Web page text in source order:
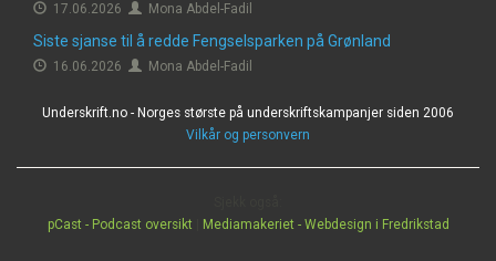
17.06.2026 Mona Abdel-Fadil
Siste sjanse til å redde Fengselsparken på Grønland
16.06.2026 Mona Abdel-Fadil
Underskrift.no - Norges største på underskriftskampanjer siden 2006
Vilkår og personvern
pCast - Podcast oversikt
Mediamakeriet - Webdesign i Fredrikstad